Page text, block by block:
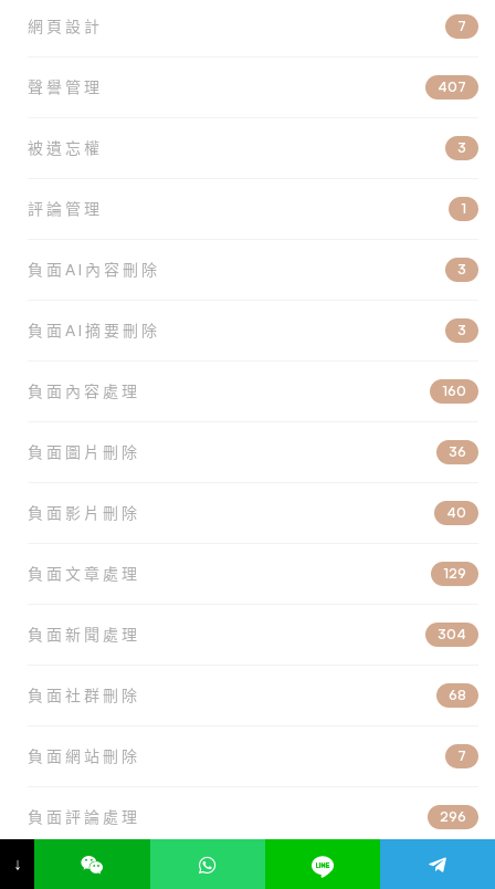
網頁設計 7
聲譽管理 407
被遺忘權 3
評論管理 1
負面AI內容刪除 3
負面AI摘要刪除 3
負面內容處理 160
負面圖片刪除 36
負面影片刪除 40
負面文章處理 129
負面新聞處理 304
負面社群刪除 68
負面網站刪除 7
負面評論處理 296
負面資訊刪除
↓